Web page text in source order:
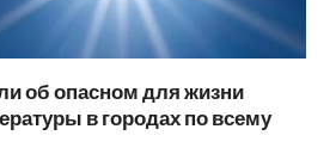
об опасном для жизни
в городах по всему